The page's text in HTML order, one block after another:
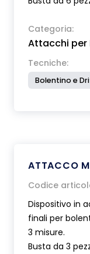
Categoria:
Attacchi per
Tecniche:
Bolentino e
ATTACCO
Codice
Dispositivo in
finali per
3 misure.
Busta da 3